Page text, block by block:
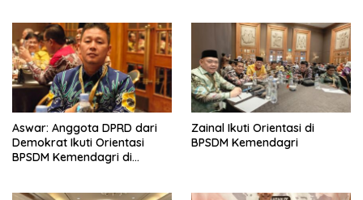
Anak Diamankan
Aswar: Anggota DPRD dari
Demokrat Ikuti Orientasi
BPSDM Kemendagri di
Zainal Ikuti Orientasi di
BPSDM Kemendagri